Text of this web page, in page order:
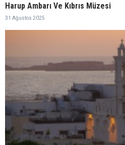
Harup Ambarı Ve Kıbrıs Müzesi
31 Ağustos 2025